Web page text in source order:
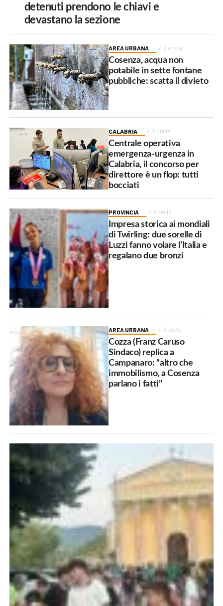
detenuti prendono le chiavi e
devastano la sezione
AREA URBANA 2 ore fa
Cosenza, acqua non
potabile in sette fontane
pubbliche: scatta il divieto
CALABRIA 2 ore fa
Centrale operativa
emergenza-urgenza in
Calabria, il concorso per
direttore è un flop: tutti
bocciati
PROVINCIA 3 ore fa
Impresa storica ai mondiali
di Twirling: due sorelle di
Luzzi fanno volare l’Italia e
regalano due bronzi
AREA URBANA 3 ore fa
Cozza (Franz Caruso
Sindaco) replica a
Campanaro: “altro che
immobilismo, a Cosenza
parlano i fatti”